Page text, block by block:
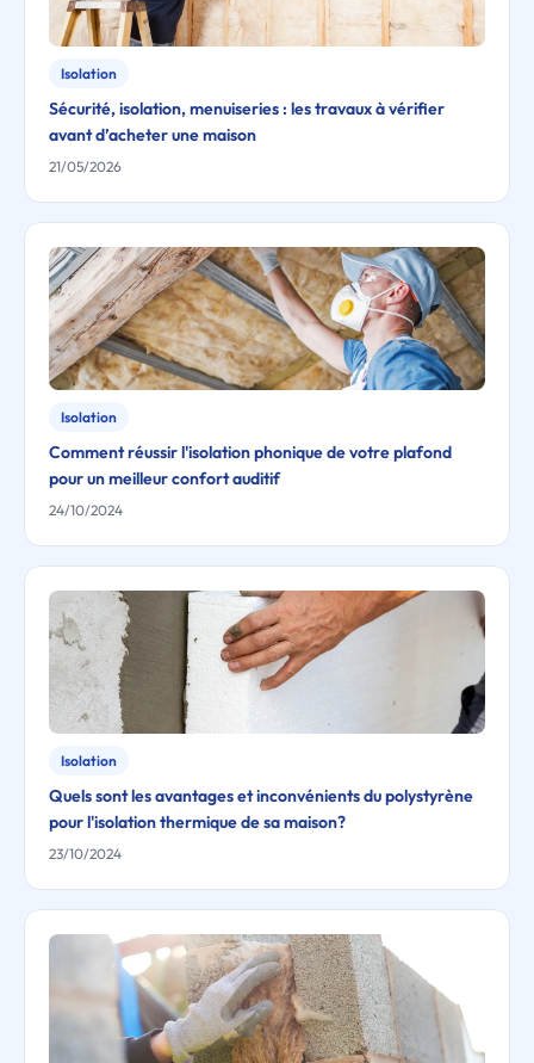
Isolation
Sécurité, isolation, menuiseries : les travaux à vérifier
avant d’acheter une maison
21/05/2026
Isolation
Comment réussir l'isolation phonique de votre plafond
pour un meilleur confort auditif
24/10/2024
Isolation
Quels sont les avantages et inconvénients du polystyrène
pour l'isolation thermique de sa maison?
23/10/2024